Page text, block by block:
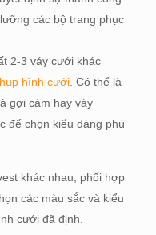
các bộ trang phục
2-3 váy cưới khác
hình cưới. Có thể là
gợi cảm hay váy
để chọn kiểu dáng phù
khác nhau, phối hợp
các màu sắc và kiểu
cưới đã định.